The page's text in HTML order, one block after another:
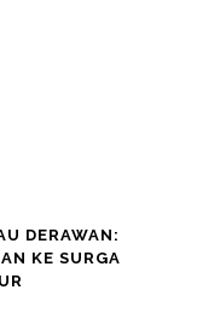
DERAWAN:
KE SURGA